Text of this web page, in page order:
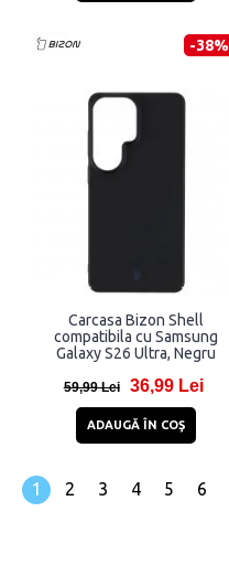
-38%
Carcasa Bizon Shell
compatibila cu Samsung
Galaxy S26 Ultra, Negru
59,99 Lei 36,99 Lei
ADAUGĂ ÎN COŞ
1 2 3 4 5 6